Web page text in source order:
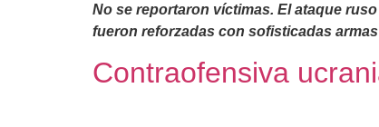
No se reportaron víctimas. El ataque
fueron reforzadas con sofisticadas
Contraofensiva